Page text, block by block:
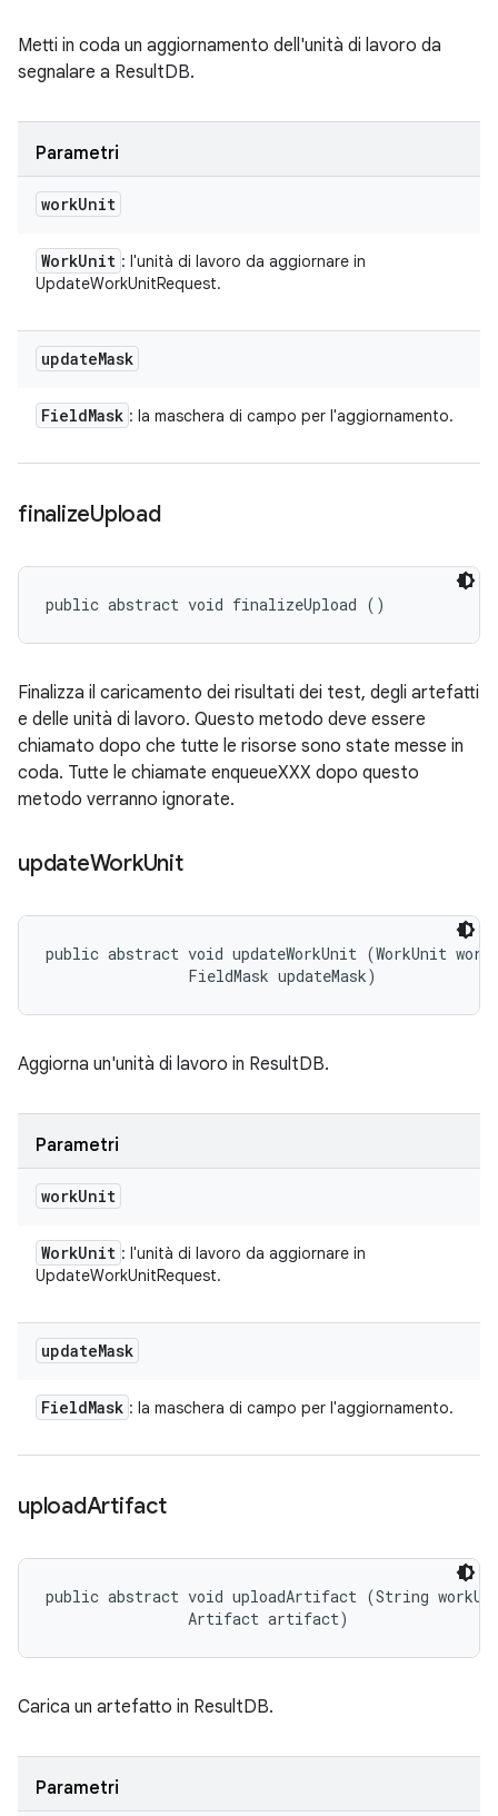
Metti in coda un aggiornamento dell'unità di lavoro da
segnalare a ResultDB.
Parametri
workUnit
WorkUnit : l'unità di lavoro da aggiornare in
UpdateWorkUnitRequest.
updateMask
FieldMask : la maschera di campo per l'aggiornamento.
finalizeUpload
public abstract void finalizeUpload ()
Finalizza il caricamento dei risultati dei test, degli artefatti
e delle unità di lavoro. Questo metodo deve essere
chiamato dopo che tutte le risorse sono state messe in
coda. Tutte le chiamate enqueueXXX dopo questo
metodo verranno ignorate.
updateWorkUnit
public abstract void updateWorkUnit (WorkUnit
                FieldMask updateMask)
Aggiorna un'unità di lavoro in ResultDB.
Parametri
workUnit
WorkUnit : l'unità di lavoro da aggiornare in
UpdateWorkUnitRequest.
updateMask
FieldMask : la maschera di campo per l'aggiornamento.
uploadArtifact
public abstract void uploadArtifact (String
                Artifact artifact)
Carica un artefatto in ResultDB.
Parametri